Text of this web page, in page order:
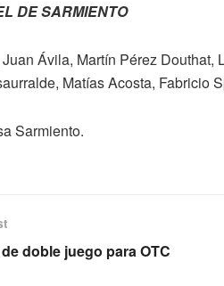
DE SARMIENTO
Ávila, Martín Pérez
Matías Acosta, Fabricio
Sarmiento.
doble juego para OTC